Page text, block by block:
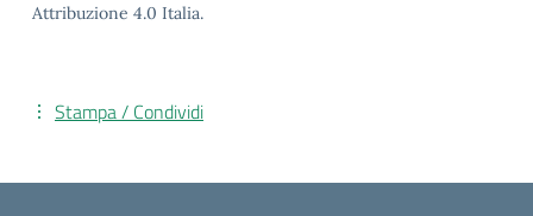
Attribuzione 4.0 Italia.
Stampa / Condividi